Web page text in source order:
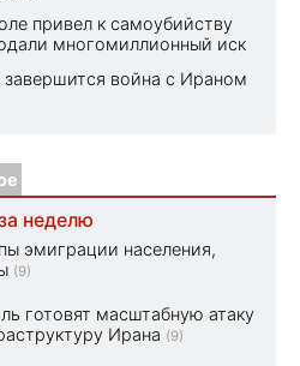
привел к самоубийству
многомиллионный иск
завершится война с Ираном
неделю
эмиграции населения,
(9)
готовят масштабную атаку
Ирана (9)